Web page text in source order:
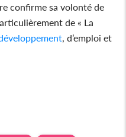
confirme sa volonté de
de « La
, d’emploi et